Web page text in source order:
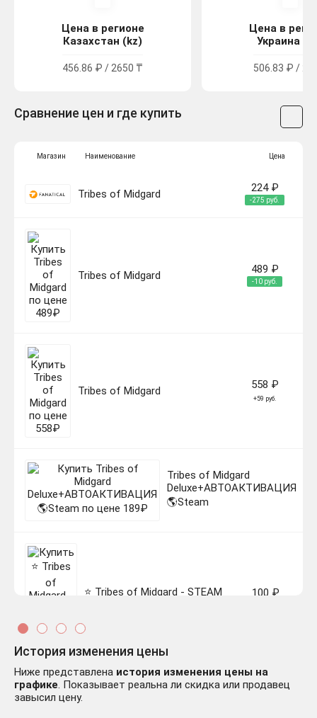
Цена в регионе
Казахстан (kz)
456.86 ₽ / 2650 ₸
Цена в
Украина
506.83 ₽ /
Сравнение цен и где купить
Магазин Наименование Цена
Tribes of Midgard 224 ₽
-275 руб.
Tribes of Midgard 489 ₽
-10 руб.
Tribes of Midgard 558 ₽
+59 руб.
Tribes of Midgard
Deluxe+АВТОАКТИВАЦИЯ
🌎Steam
⭐️ Tribes of Midgard - STEAM
100 ₽
История изменения цены
Ниже представлена история изменения цены на
графике. Показывает реальна ли скидка или продавец
завысил цену.